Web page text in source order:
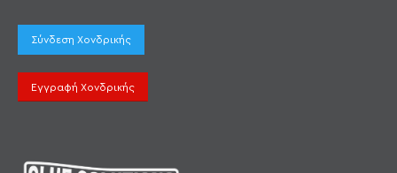
Σύνδεση Χονδρικής
Εγγραφή Χονδρικής